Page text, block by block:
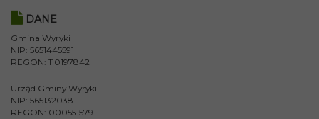
DANE
Gmina Wyryki
NIP: 5651445591
REGON: 110197842
Urząd Gminy Wyryki
NIP: 5651320381
REGON: 000551579